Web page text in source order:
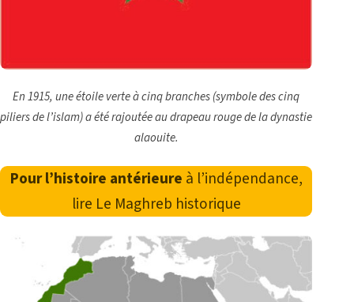
En 1915, une étoile verte à cinq branches (symbole des cinq
piliers de l’islam) a été rajoutée au drapeau rouge de la dynastie
alaouite.
Pour l’histoire antérieure à l’indépendance,
lire Le Maghreb historique